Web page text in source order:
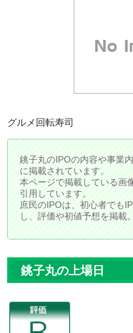
グルメ回転寿司
銚子丸のIPOの内容や事業
に掲載されています。
本ページで掲載している画
引用しています。
庶民のIPOは、初心者でも
し、評価や初値予想を掲載。
銚子丸の上場日